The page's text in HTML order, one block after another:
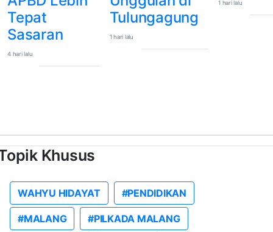
Tepat
Sasaran
4 hari lalu
Tulungagung
1 hari lalu
1 hari lalu
Khusus
WAHYU HIDAYAT #PENDIDIKAN
#MALANG #PILKADA MALANG